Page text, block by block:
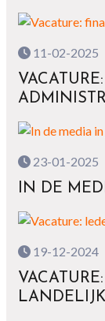
11-02-2025
23-01-2025
IN DE
19-12-2024